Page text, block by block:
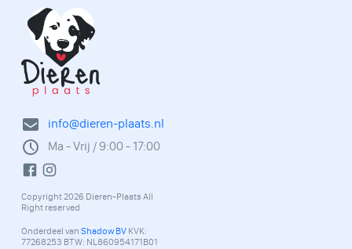
info@dieren-plaats.nl
Ma - Vrij / 9:00 - 17:00
Copyright 2026 Dieren-Plaats All
Right reserved
Onderdeel van Shadow BV KVK:
77268253 BTW: NL860954171B01